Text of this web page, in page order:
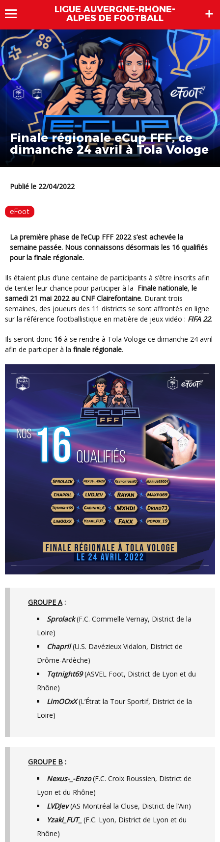
LIGUE AUVERGNE-RHÔNE-
ALPES DE FOOTBALL
Finale régionale eCup FFF, ce
dimanche 24 avril à Tola Vologe
Publié le 22/04/2022
eFoot
La première phase de l’eCup FFF 2022 s’est achevée la
semaine passée. Nous connaissons désormais les 16 qualifiés
pour la finale régionale.
Ils étaient plus d’une centaine de participants à s’être inscrits afin
de tenter leur chance pour participer à la Finale nationale, le
samedi 21 mai 2022 au CNF Clairefontaine. Durant trois
semaines, des joueurs des 11 districts se sont affrontés en ligne
sur la référence footballistique en matière de jeux vidéo : FIFA 22.
Ils seront donc 16 à se rendre à Tola Vologe ce dimanche 24 avril
afin de participer à la finale régionale.
GROUPE A :
Sprolack (F.C. Commelle Vernay, District de la
Loire)
Chapril (U.S. Davézieux Vidalon, District de
Drôme-Ardèche)
Tqtnight69 (ASVEL Foot, District de Lyon et du
Rhône)
LimOOxX (L’Étrat la Tour Sportif, District de la
Loire)
GROUPE B :
Nexus-_-Enzo(F.C. Croix Roussien, District de
Lyon et du Rhône)
LVDJev(AS Montréal la Cluse, District de l’Ain)
Yzaki_FUT_ (F.C. Lyon, District de Lyon et du
Rhône)